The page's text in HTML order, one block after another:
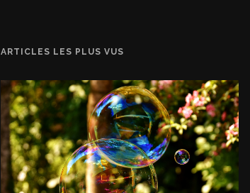
ARTICLES LES PLUS VUS